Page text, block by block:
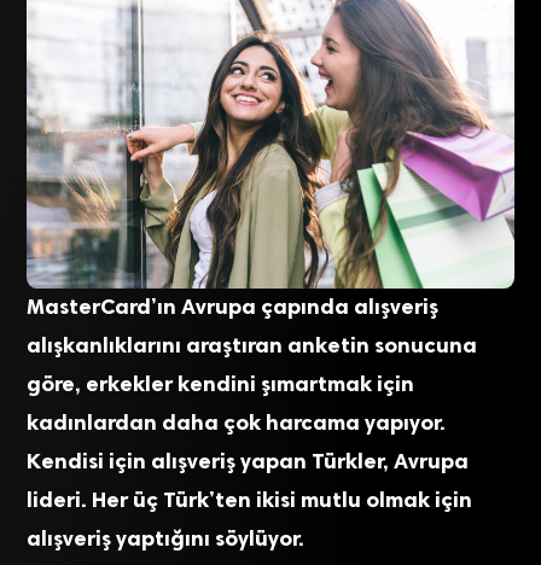
MasterCard’ın Avrupa çapında alışveriş
alışkanlıklarını araştıran anketin sonucuna
göre, erkekler kendini şımartmak için
kadınlardan daha çok harcama yapıyor.
Kendisi için alışveriş yapan Türkler, Avrupa
lideri. Her üç Türk’ten ikisi mutlu olmak için
alışveriş yaptığını söylüyor.